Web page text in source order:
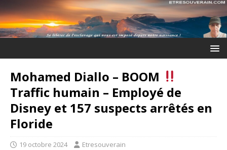
Mohamed Diallo – BOOM
Traffic humain – Employé de
Disney et 157 suspects arrêtés en
Floride
19 octobre 2024 Etresouverain